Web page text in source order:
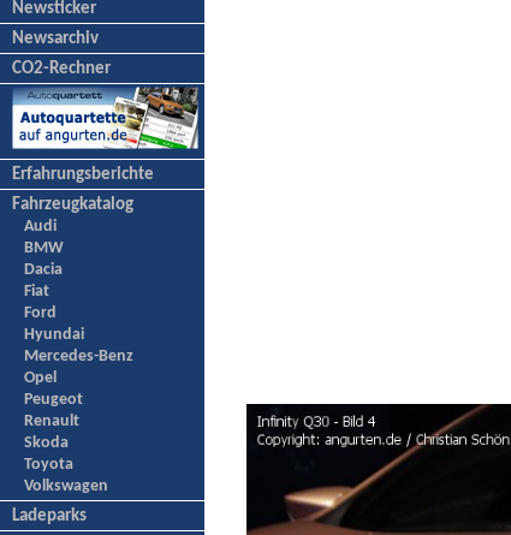
Newsticker
Newsarchiv
CO2-Rechner
Erfahrungsberichte
Fahrzeugkatalog
Audi
BMW
Dacia
Fiat
Ford
Hyundai
Mercedes-Benz
Opel
Peugeot
Renault
Skoda
Toyota
Volkswagen
Ladeparks